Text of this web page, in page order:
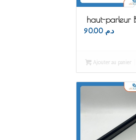
haut-parleur
د.م. 90.00
Ajouter au panier